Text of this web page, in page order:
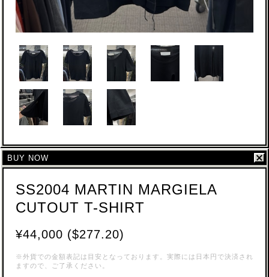
BUY NOW
SS2004 MARTIN MARGIELA
CUTOUT T-SHIRT
¥44,000 ($277.20)
※外貨での金額表記は目安となっております。実際には日本円で決済され
ますので、ご了承ください。